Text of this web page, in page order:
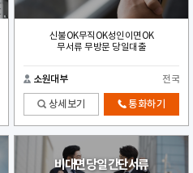
신불OK무직OK성인이면OK
무서류 무방문 당일대출
소원대부 전국
상세보기 통화하기
비대면 당일 간단서류